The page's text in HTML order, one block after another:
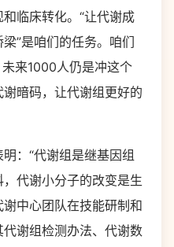
临床转化。“让代谢成
”是咱们的任务。咱们
来1000人仍是冲这个
暗码，让代谢组更好的
：“代谢组是继基因组
代谢小分子的改变是生
中心团队在技能研制和
谢组检测办法、代谢数